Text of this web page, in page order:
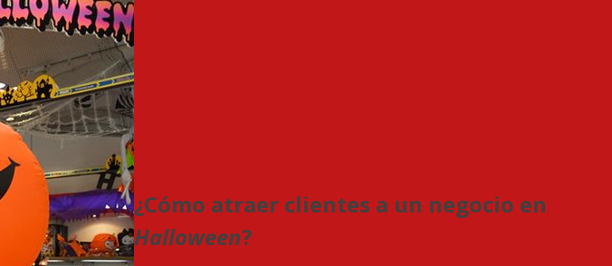
¿Cómo atraer clientes a un negocio en
Halloween?